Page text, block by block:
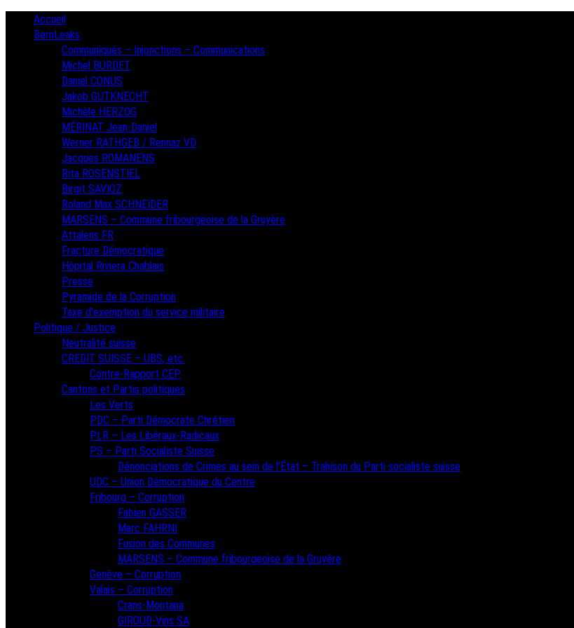
PrimaryAccueil
BernLeaks
Communiqués – Injonctions – Communications
Michel BURDET
Daniel CONUS
Jakob GUTKNECHT
Michèle HERZOG
MÉRINAT Jean-Daniel
Werner RATHGEB / Rennaz VD
Jacques ROMANENS
Rita ROSENSTIEL
Birgit SAVIOZ
Roland Max SCHNEIDER
MARSENS – Commune fribourgeoise de la Gruyère
Attalens FR
Fracture Démocratique
Hôpital Riviera Chablais
Presse
Pyramide de la Corruption
Taxe d’exemption du service militaire
Politique / Justice
Neutralité suisse
CREDIT SUISSE – UBS, etc.
Contre-Rapport CEP
Cantons et Partis politiques
Les Verts
PDC – Parti Démocrate Chrétien
PLR – Les Libéraux-Radicaux
PS – Parti Socialiste Suisse
Dénonciations de Crimes au sein de l’État – Trahison du Parti socialiste suisse
UDC – Union Démocratique du Centre
Fribourg – Corruption
Fabien GASSER
Marc FAHRNI
Fusion des Communes
MARSENS – Commune fribourgeoise de la Gruyère
Genève – Corruption
Valais – Corruption
Crans-Montana
GIROUD-Vins SA